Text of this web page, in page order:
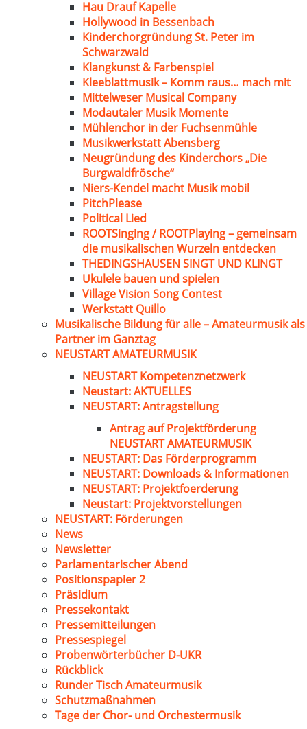
Hau Drauf Kapelle
Hollywood in Bessenbach
Kinderchorgründung St. Peter im
Schwarzwald
Klangkunst & Farbenspiel
Kleeblattmusik – Komm raus… mach mit
Mittelweser Musical Company
Modautaler Musik Momente
Mühlenchor in der Fuchsenmühle
Musikwerkstatt Abensberg
Neugründung des Kinderchors „Die
Burgwaldfrösche“
Niers-Kendel macht Musik mobil
PitchPlease
Political Lied
ROOTSinging / ROOTPlaying – gemeinsam
die musikalischen Wurzeln entdecken
THEDINGSHAUSEN SINGT UND KLINGT
Ukulele bauen und spielen
Village Vision Song Contest
Werkstatt Quillo
Musikalische Bildung für alle – Amateurmusik als
Partner im Ganztag
NEUSTART AMATEURMUSIK
NEUSTART Kompetenznetzwerk
Neustart: AKTUELLES
NEUSTART: Antragstellung
Antrag auf Projektförderung
NEUSTART AMATEURMUSIK
NEUSTART: Das Förderprogramm
NEUSTART: Downloads & Informationen
NEUSTART: Projektfoerderung
Neustart: Projektvorstellungen
NEUSTART: Förderungen
News
Newsletter
Parlamentarischer Abend
Positionspapier 2
Präsidium
Pressekontakt
Pressemitteilungen
Pressespiegel
Probenwörterbücher D-UKR
Rückblick
Runder Tisch Amateurmusik
Schutzmaßnahmen
Tage der Chor- und Orchestermusik